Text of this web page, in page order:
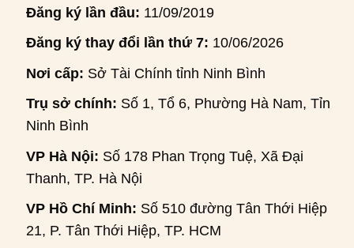
Đăng ký lần đầu: 11/09/2019
Đăng ký thay đổi lần thứ 7: 10/06/2026
Nơi cấp: Sở Tài Chính tỉnh Ninh Bình
Trụ sở chính: Số 1, Tổ 6, Phường Hà Nam, Tỉnh
Ninh Bình
VP Hà Nội: Số 178 Phan Trọng Tuệ, Xã Đại
Thanh, TP. Hà Nội
VP Hồ Chí Minh: Số 510 đường Tân Thới Hiệp
21, P. Tân Thới Hiệp, TP. HCM